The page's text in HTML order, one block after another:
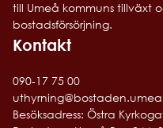
till Umeå kommuns tillväxt
bostadsförsörjning.
Kontakt
090-17 75 00
Besöksadress: Östra